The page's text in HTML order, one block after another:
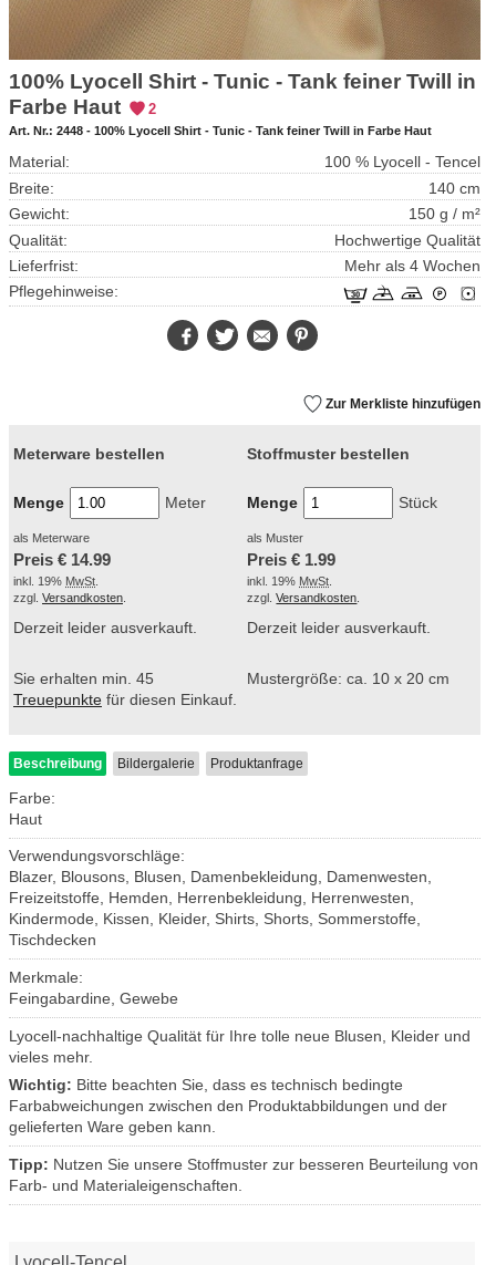
100% Lyocell Shirt - Tunic - Tank feiner Twill in
Farbe Haut
2
Art. Nr.: 2448 - 100% Lyocell Shirt - Tunic - Tank feiner Twill in Farbe Haut
Material:
100 % Lyocell - Tencel
Breite:
140 cm
Gewicht:
150 g / m²
Qualität:
Hochwertige Qualität
Lieferfrist:
Mehr als 4 Wochen
Pflegehinweise:
FacebookTwitter E-
Mail
Zur Merkliste hinzufügen
Meterware bestellen
Menge Meter
als Meterware
Preis € 14.99
inkl. 19% MwSt
zzgl. Versandkosten
Derzeit leider ausverkauft.
Sie erhalten min. 45
Treuepunkte für diesen Einkauf.
Stoffmuster bestellen
Menge Stück
als Muster
Preis € 1.99
inkl. 19% MwSt
zzgl.Versandkosten
Derzeit leider ausverkauft.
Mustergröße: ca. 10 x 20 cm
Beschreibung Bildergalerie Produktanfrage
Farbe:
Haut
Verwendungsvorschläge:
Blazer, Blousons, Blusen, Damenbekleidung, Damenwesten,
Freizeitstoffe, Hemden, Herrenbekleidung, Herrenwesten,
Kindermode, Kissen, Kleider, Shirts, Shorts, Sommerstoffe,
Tischdecken
Merkmale:
Feingabardine, Gewebe
Lyocell-nachhaltige Qualität für Ihre tolle neue Blusen, Kleider und
vieles mehr.
Wichtig: Bitte beachten Sie, dass es technisch bedingte
Farbabweichungen zwischen den Produktabbildungen und der
gelieferten Ware geben kann.
Tipp: Nutzen Sie unsere Stoffmuster zur besseren Beurteilung von
Farb- und Materialeigenschaften.